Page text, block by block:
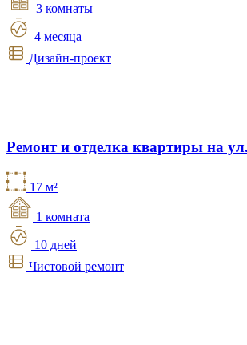
3 комнаты
4 месяца
Дизайн-проект
Ремонт и отделка квартиры на
17 м²
1 комната
10 дней
Чистовой ремонт